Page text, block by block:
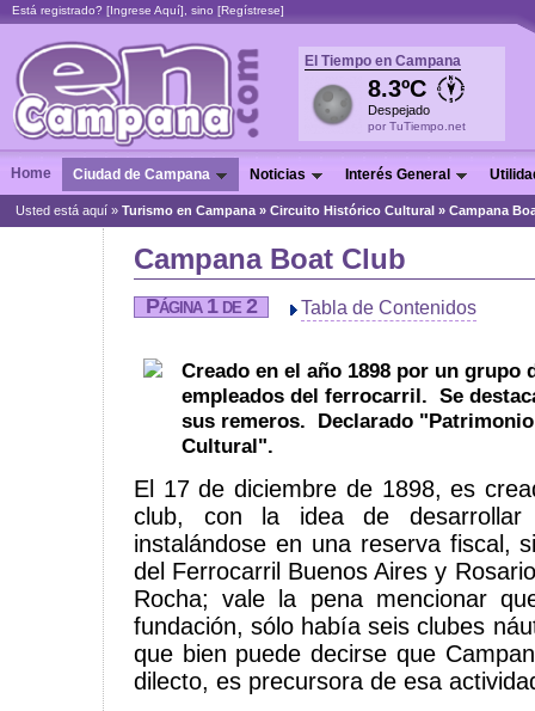
Está registrado? [Ingrese Aquí], sino [Regístrese]
El Tiempo en Campana
8.3ºC
Despejado
por TuTiempo.net
Home Ciudad de Campana Noticias Interés General
Usted está aquí » Turismo en Campana » Circuito Histórico Cultural » Campana
Campana Boat Club
Página 1 de 2 Tabla de Contenidos
Creado en el año 1898 por un grupo
empleados del ferrocarril. Se
sus remeros. Declarado
Cultural".
El 17 de diciembre de 1898, es
club, con la idea de
instalándose en una reserva fiscal,
del Ferrocarril Buenos Aires y
Rocha; vale la pena mencionar
fundación, sólo había seis clubes
que bien puede decirse que
dilecto, es precursora de esa